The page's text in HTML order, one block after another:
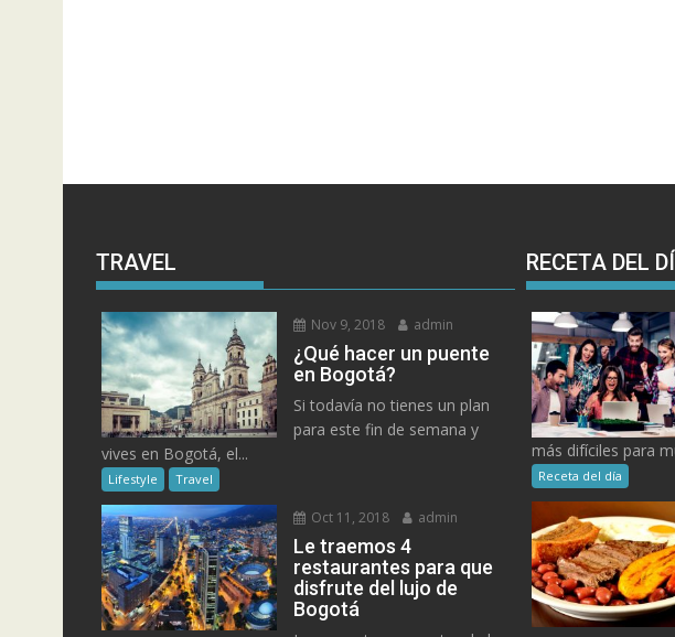
TRAVEL
Nov 9, 2018 admin
¿Qué hacer un puente
en Bogotá?
Si todavía no tienes un plan
para este fin de semana y
vives en Bogotá, el...
Lifestyle Travel
Oct 11, 2018 admin
Le traemos 4
restaurantes para que
disfrute del lujo de
Bogotá
RECETA DEL
más difíciles para
Receta del día